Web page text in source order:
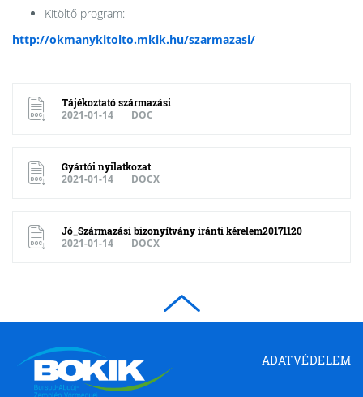
Kitöltő program:
http://okmanykitolto.mkik.hu/szarmazasi/
Tájékoztató származási
2021-01-14 DOC
Gyártói nyilatkozat
2021-01-14 DOCX
Jó_Származási bizonyítvány iránti kérelem20171120
2021-01-14 DOCX
Borsod-
Abaúj-
Zemplén
ADATVÉDELEM